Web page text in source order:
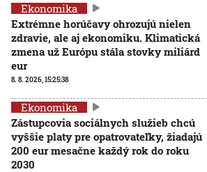
Ekonomika
Extrémne horúčavy ohrozujú nielen
zdravie, ale aj ekonomiku. Klimatická
zmena už Európu stála stovky miliárd
eur
8. 8. 2026, 15:25:38
Ekonomika
Zástupcovia sociálnych služieb chcú
vyššie platy pre opatrovateľky, žiadajú
200 eur mesačne každý rok do roku
2030